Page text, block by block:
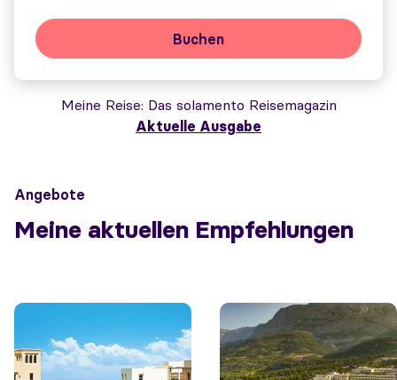
Buchen
Meine Reise Das solamento Reisemagazin
Aktuelle Ausgabe
Angebote
Meine aktuellen Empfehlungen